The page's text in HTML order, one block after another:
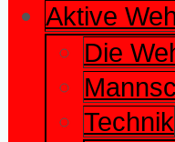
Aktive
Die
Technik